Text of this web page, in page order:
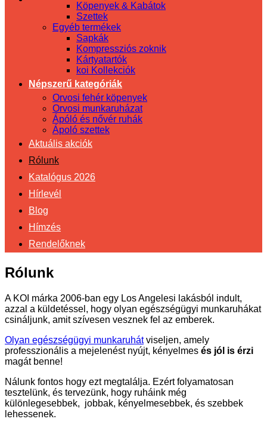
Köpenyek & Kabátok
Szettek
Egyéb termékek
Sapkák
Kompressziós zoknik
Kártyatartók
koi Kollekciók
Népszerű kategóriák
Orvosi fehér köpenyek
Orvosi munkaruházat
Ápóló és nővér ruhák
Ápoló szettek
Aktuális akciók
Rólunk
Katalógus 2026
Hírlevél
Blog
Hímzés
Rendelőknek
Rólunk
A KOI márka 2006-ban egy Los Angelesi lakásból indult,
azzal a küldetéssel, hogy olyan egészségügyi munkaruhákat
csináljunk, amit szívesen vesznek fel az emberek.
Olyan egészségügyi munkaruhátviseljen, amely
professzionális a mejelenést nyújt, kényelmes és jól is érzi
magát benne!
Nálunk fontos hogy ezt megtalálja. Ezért folyamatosan
tesztelünk, és tervezünk, hogy ruháink még
különlegesebbek, jobbak, kényelmesebbek, és szebbek
lehessenek.